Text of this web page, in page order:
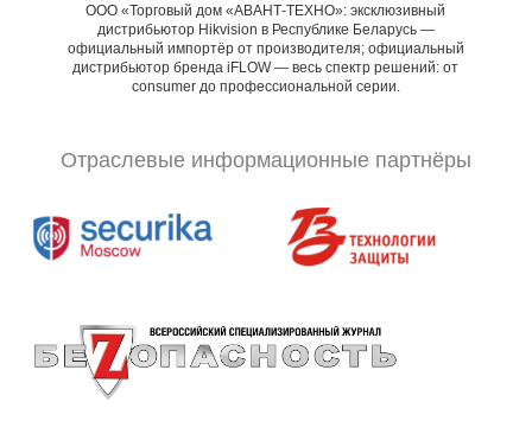
ООО «Торговый дом «АВАНТ-ТЕХНО»: эксклюзивный
дистрибьютор Hikvision в Республике Беларусь —
официальный импортёр от производителя; официальный
дистрибьютор бренда iFLOW — весь спектр решений: от
consumer до профессиональной серии.
Отраслевые информационные партнёры